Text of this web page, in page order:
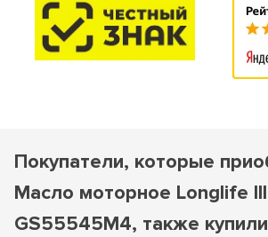
Покупатели, которые
Масло моторное Longlife
GS55545M4, также купили